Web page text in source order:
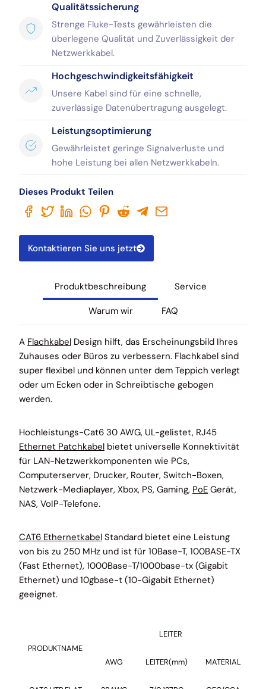
Qualitätssicherung
Strenge Fluke-Tests gewährleisten die
überlegene Qualität und Zuverlässigkeit der
Netzwerkkabel.
Hochgeschwindigkeitsfähigkeit
Unsere Kabel sind für eine schnelle,
zuverlässige Datenübertragung ausgelegt.
Leistungsoptimierung
Gewährleistet geringe Signalverluste und
hohe Leistung bei allen Netzwerkkabeln.
Dieses Produkt Teilen
Kontaktieren Sie uns jetzt
Produktbeschreibung Service
Warum wir FAQ
A Flachkabel Design hilft, das Erscheinungsbild Ihres
Zuhauses oder Büros zu verbessern. Flachkabel sind
super flexibel und können unter dem Teppich verlegt
oder um Ecken oder in Schreibtische gebogen
werden.
Hochleistungs-Cat6 30 AWG, UL-gelistet, RJ45
Ethernet Patchkabel bietet universelle Konnektivität
für LAN-Netzwerkkomponenten wie PCs,
Computerserver, Drucker, Router, Switch-Boxen,
Netzwerk-Mediaplayer, Xbox, PS, Gaming, PoE Gerät,
NAS, VoIP-Telefone.
CAT6 Ethernetkabel Standard bietet eine Leistung
von bis zu 250 MHz und ist für 10Base-T, 100BASE-TX
(Fast Ethernet), 1000Base-T/1000base-tx (Gigabit
Ethernet) und 10gbase-t (10-Gigabit Ethernet)
geeignet.
PRODUKTNAME
LEITER
AWG
LEITER(mm) MATERIAL